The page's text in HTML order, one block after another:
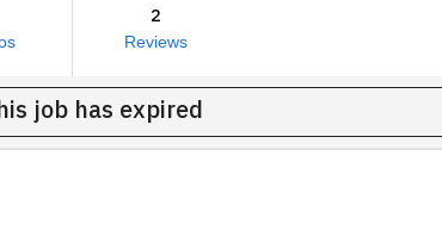
2
Reviews
job has expired